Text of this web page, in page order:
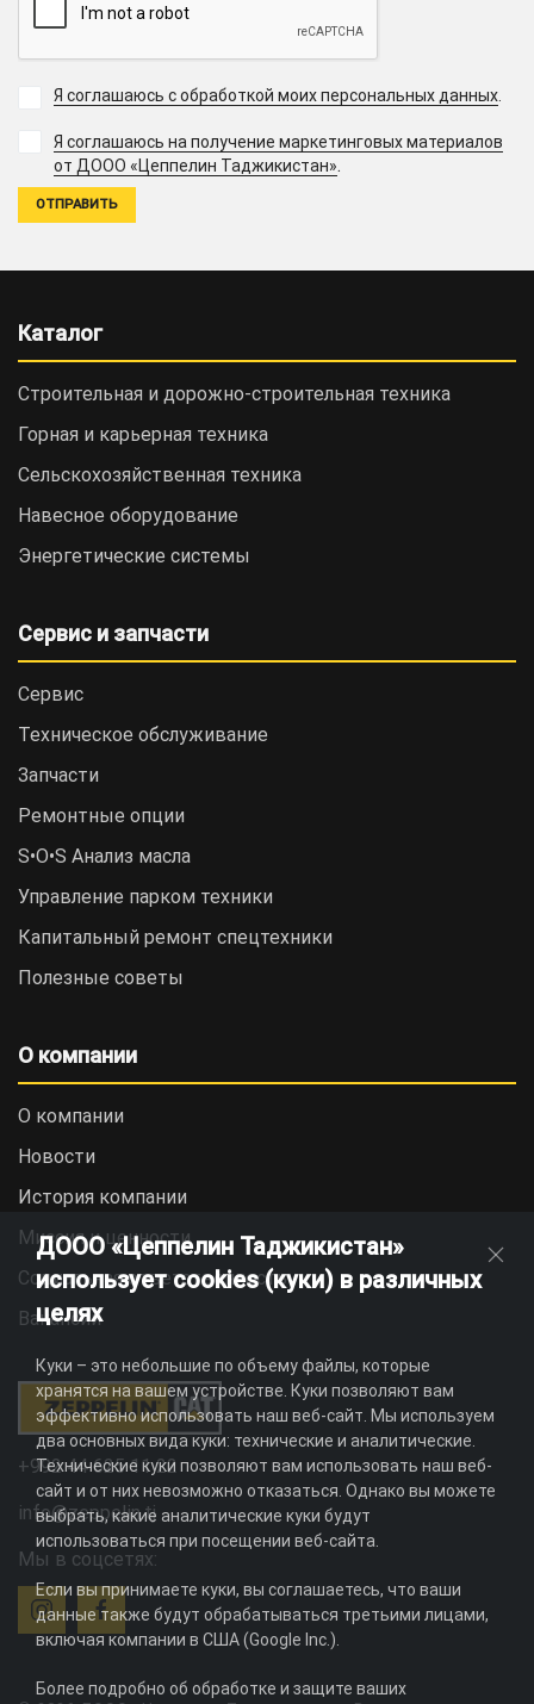
Я соглашаюсь с обработкой моих персональных данных
Я соглашаюсь на получение маркетинговых материалов
от ДООО «Цеппелин Таджикистан».
Каталог
Строительная и дорожно-cтроительная техника
Горная и карьерная техника
Сельскохозяйственная техника
Навесное оборудование
Энергетические системы
Сервис и запчасти
Сервис
Техническое обслуживание
Запчасти
Ремонтные опции
S•O•S Анализ масла
Управление парком техники
Капитальный ремонт спецтехники
Полезные советы
О компании
О компании
Новости
История компании
Миссия и ценности
Социальная ответственность
Вакансии
+992 44 625 11 22
info@zeppelin.tj
Мы в соцсетях:
ДООО «Цеппелин Таджикистан»
использует cookies (куки) в различных
целях
Куки – это небольшие по объему файлы, которые
хранятся на вашем устройстве. Куки позволяют вам
эффективно использовать наш веб-сайт. Мы используем
два основных вида куки: технические и аналитические.
Технические куки позволяют вам использовать наш веб-
сайт и от них невозможно отказаться. Однако вы можете
выбрать, какие аналитические куки будут
использоваться при посещении веб-сайта.
Если вы принимаете куки, вы соглашаетесь, что ваши
данные также будут обрабатываться третьими лицами,
включая компании в США (Google Inc.).
Более подробно об обработке и защите ваших